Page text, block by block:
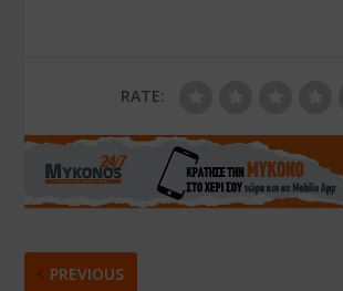
RATE:
PREVIOUS